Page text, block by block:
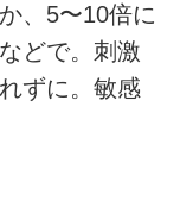
、5〜10倍に
どで。刺激
ずに。敏感